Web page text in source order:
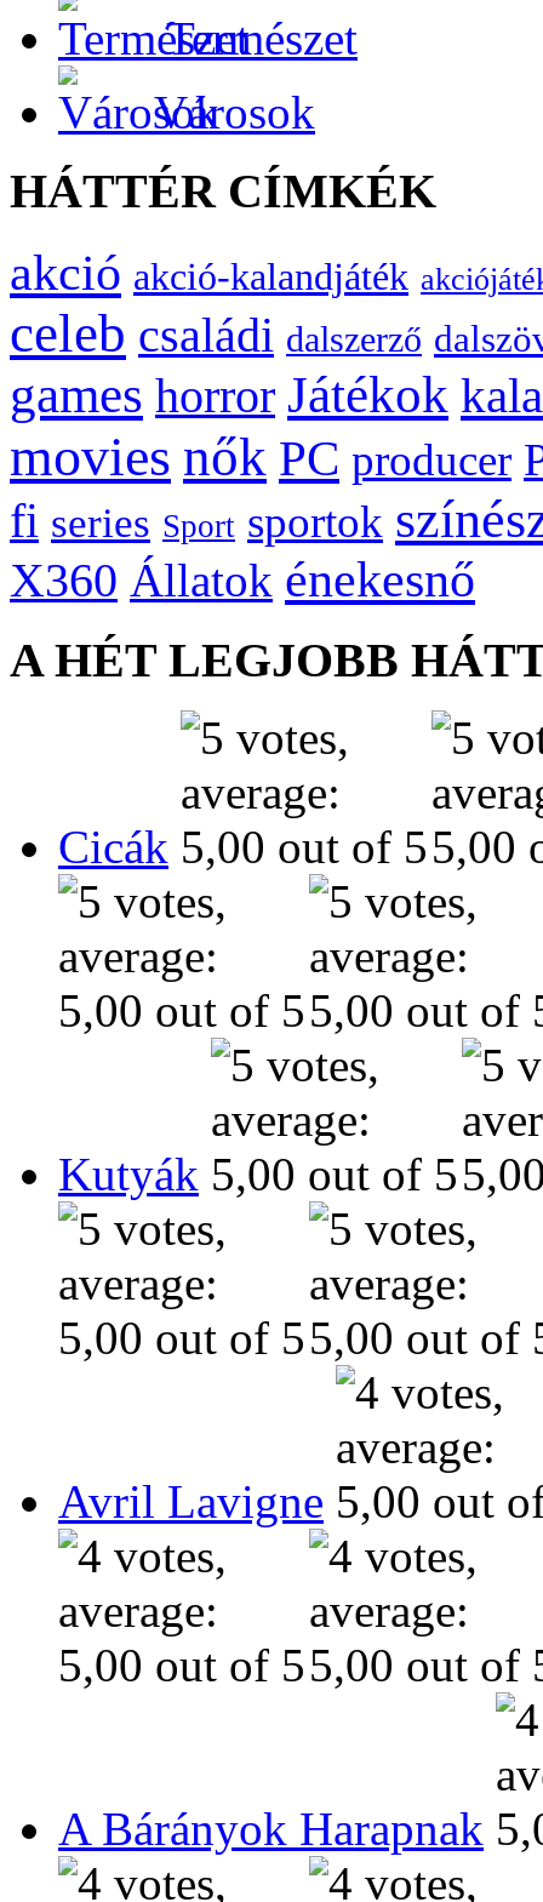
Természet
Városok
HÁTTÉR CÍMKÉK
akció akció-kalandjáték
celeb családi dalszerző
games horror Játékok
movies nők PC producer
fi series Sport sportok
X360 Állatok énekesnő
A HÉT LEGJOBB
Cicák
Kutyák
Avril Lavigne
A Bárányok Harapnak